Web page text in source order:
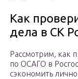
Как
дела в СК
Рассмотрим, как
по ОСАГО в
сэкономить